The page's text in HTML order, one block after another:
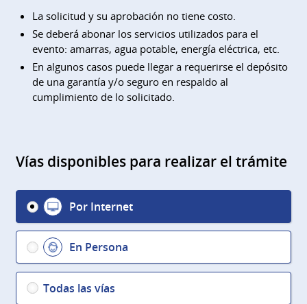
La solicitud y su aprobación no tiene costo.
Se deberá abonar los servicios utilizados para el
evento: amarras, agua potable, energía eléctrica, etc.
En algunos casos puede llegar a requerirse el depósito
de una garantía y/o seguro en respaldo al
cumplimiento de lo solicitado.
Vías disponibles para realizar el trámite
Por Internet
En Persona
Todas las vías